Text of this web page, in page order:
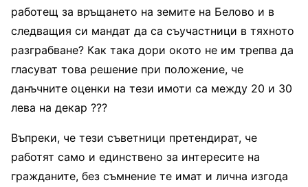
работещ за връщането на земите на Белово и в
следващия си мандат да са съучастници в тяхното
разграбване? Как така дори окото не им трепва да
гласуват това решение при положение, че
данъчните оценки на тези имоти са между 20 и 30
лева на декар ???
Въпреки, че тези съветници претендират, че
работят само и единствено за интересите на
гражданите, без съмнение те имат и лична изгода